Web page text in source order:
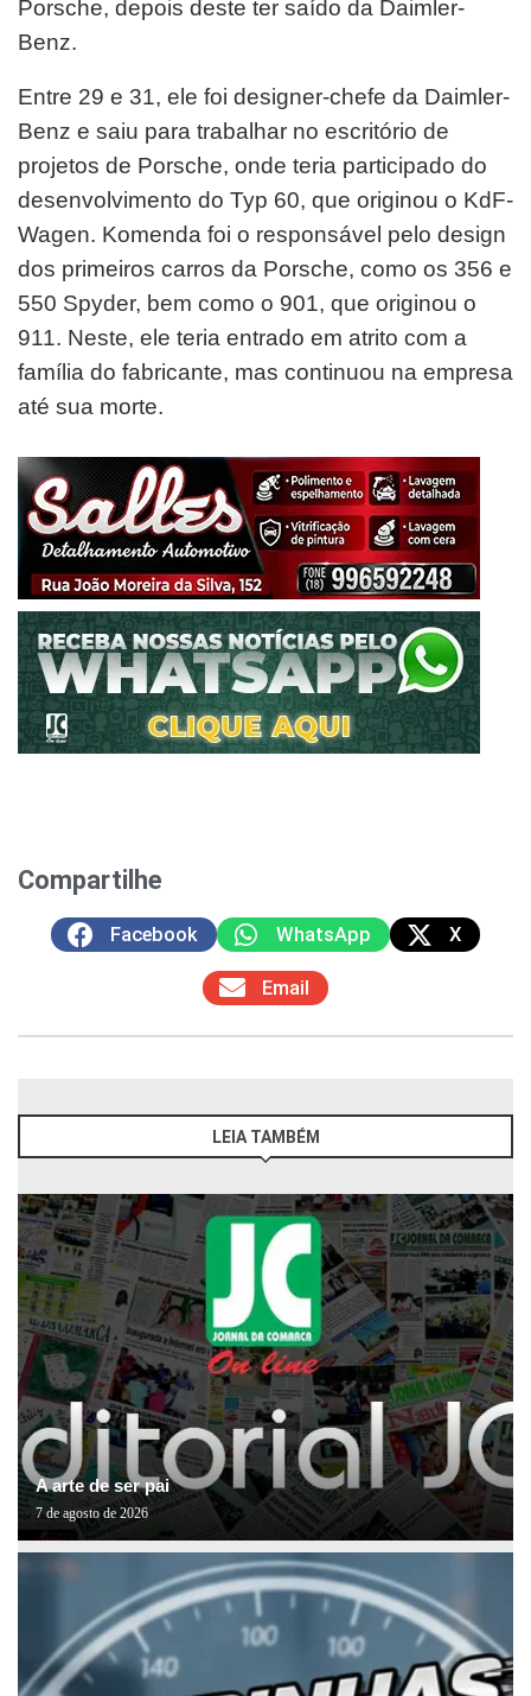
Porsche, depois deste ter saído da Daimler-
Benz.
Entre 29 e 31, ele foi designer-chefe da Daimler-
Benz e saiu para trabalhar no escritório de
projetos de Porsche, onde teria participado do
desenvolvimento do Typ 60, que originou o KdF-
Wagen. Komenda foi o responsável pelo design
dos primeiros carros da Porsche, como os 356 e
550 Spyder, bem como o 901, que originou o
911. Neste, ele teria entrado em atrito com a
família do fabricante, mas continuou na empresa
até sua morte.
Compartilhe
Facebook WhatsApp X
Email
LEIA TAMBÉM
A arte de ser pai
7 de agosto de 2026